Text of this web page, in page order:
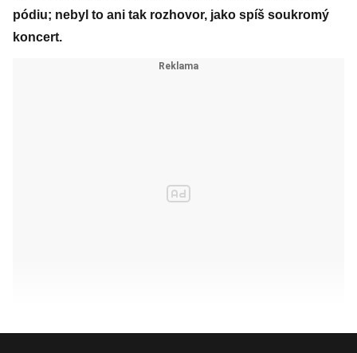
pódiu; nebyl to ani tak rozhovor, jako spíš soukromý
koncert.